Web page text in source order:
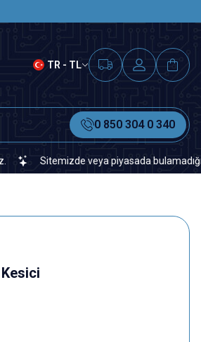
TR - TL
0 850 304 0 340
Sitemizde veya piyasada bulamadığınız